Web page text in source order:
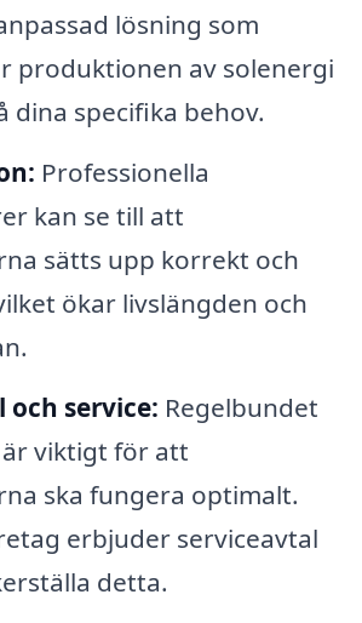
lösning som
produktionen av solenergi
dina specifika behov.
Professionella
kan se till att
sätts upp korrekt och
ökar livslängden och
och service: Regelbundet
viktigt för att
ska fungera optimalt.
erbjuder serviceavtal
detta.